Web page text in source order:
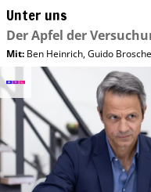
Unter uns
Der Apfel der
Mit: Ben Heinrich,Guido